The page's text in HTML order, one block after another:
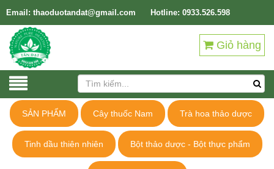
Email: thaoduotandat@gmail.com Hotline: 0933.526.598
Giỏ hàng
SẢN PHẨM Cây thuốc Nam Trà hoa thảo dược
Tinh dầu thiên nhiên Bột thảo dược - Bột thực phẩm